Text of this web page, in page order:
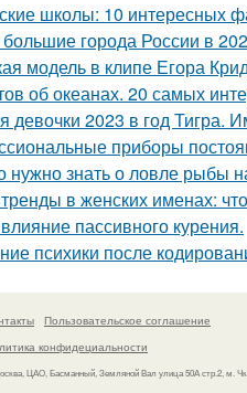
школы: 10 интересных
города России в
модель в клипе Егора
об океанах. 20 самых
девочки 2023 в год Тигра.
приборы
нужно знать о ловле рыбы
в женских именах:
пассивного курения.
психики после
Пользовательское соглашение
конфидециальности
ЦАО, Басманный, Земляной Вал улица 50А стр.2, м.